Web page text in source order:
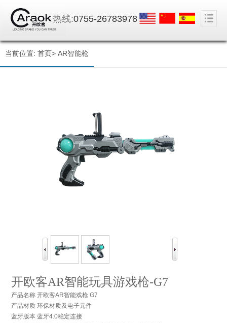
热线:0755-26783978
当前位置: 首页> AR智能枪
开欧客AR智能玩具游戏枪-G7
产品名称 开欧客AR智能戏枪 G7
产品材质 环保材质及电子元件
蓝牙版本 蓝牙4.0稳定连接